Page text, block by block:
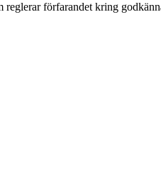
förfarandet kring